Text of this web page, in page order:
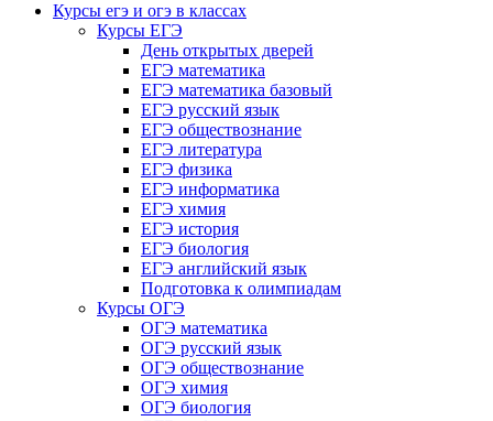
Курсы егэ и огэ в классах
Курсы ЕГЭ
День открытых дверей
ЕГЭ математика
ЕГЭ математика базовый
ЕГЭ русский язык
ЕГЭ обществознание
ЕГЭ литература
ЕГЭ физика
ЕГЭ информатика
ЕГЭ химия
ЕГЭ история
ЕГЭ биология
ЕГЭ английский язык
Подготовка к олимпиадам
Курсы ОГЭ
ОГЭ математика
ОГЭ русский язык
ОГЭ обществознание
ОГЭ химия
ОГЭ биология